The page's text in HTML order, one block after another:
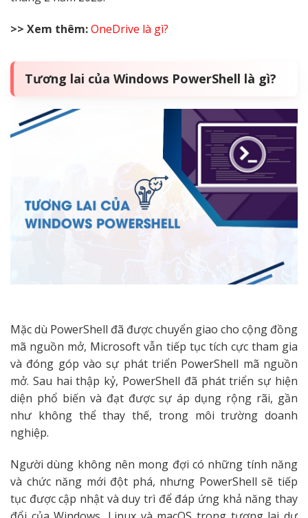
>> Xem thêm:OneDrive là gì?
Tương lai của Windows PowerShell là gì?
Mặc dù PowerShell đã được chuyển giao cho cộng đồng
mã nguồn mở, Microsoft vẫn tiếp tục tích cực tham gia
và đóng góp vào sự phát triển PowerShell mã nguồn
mở. Sau hai thập kỷ, PowerShell đã phát triển sự hiện
diện phổ biến và đạt được sự áp dụng rộng rãi, gần
như không thể thay thế, trong môi trường doanh
nghiệp.
Người dùng không nên mong đợi có những tính năng
và chức năng mới đột phá, nhưng PowerShell sẽ tiếp
tục được cập nhật và duy trì để đáp ứng khả năng thay